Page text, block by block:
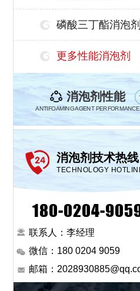
磷酸三丁酯消泡剂
更多性能消泡剂
消泡剂性能
ANTIFOAMING AGENT PERFORMANCE
消泡剂技术热线
TECHNOLOGY
180-0204-
联系人：李经理
微信：180 0204 9059
邮箱：